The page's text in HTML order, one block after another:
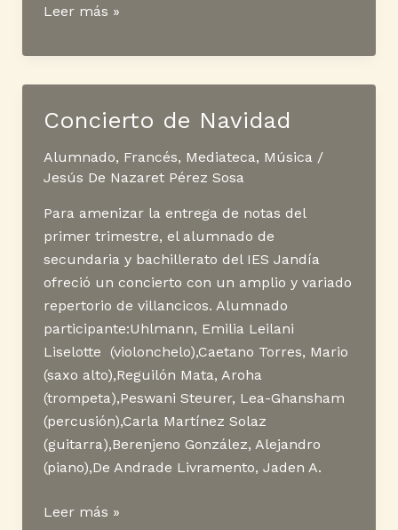
Un
sonoro
Leer más »
Concierto de Navidad
Alumnado, Francés, Mediateca, Música /
Jesús De Nazaret Pérez Sosa
Para amenizar la entrega de notas del
primer trimestre, el alumnado de
secundaria y bachillerato del IES Jandía
ofreció un concierto con un amplio y variado
repertorio de villancicos. Alumnado
participante:Uhlmann, Emilia Leilani
Liselotte (violonchelo),Caetano Torres, Mario
(saxo alto),Reguilón Mata, Aroha
(trompeta),Peswani Steurer, Lea-Ghansham
(percusión),Carla Martínez Solaz
(guitarra),Berenjeno González, Alejandro
(piano),De Andrade Livramento, Jaden A.
Concierto
Leer más »